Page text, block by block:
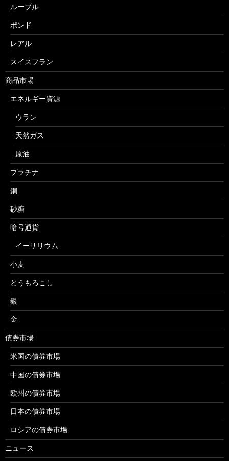
ルーブル
ポンド
レアル
スイスフラン
商品市場
エネルギー資源
ウラン
天然ガス
原油
プラチナ
銅
砂糖
暗号通貨
イーサリウム
小麦
とうもろこし
銀
金
債券市場
米国の債券市場
中国の債券市場
欧州の債券市場
日本の債券市場
ロシアの債券市場
ニュース